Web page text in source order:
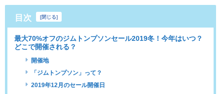
目次 [閉じる]
最大70%オフのジムトンプソンセール2019冬！今年はいつ？
どこで開催される？
開催地
「ジムトンプソン」って？
2019年12月のセール開催日